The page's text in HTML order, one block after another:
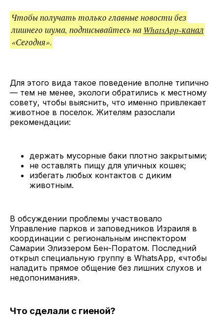
Чтобы получать только главные новости без
лишнего шума, подписывайтесь на WhatsApp-канал
«Сегодня».
Для этого вида такое поведение вполне типично
— тем не менее, экологи обратились к местному
совету, чтобы выяснить, что именно привлекает
животное в поселок. Жителям разослали
рекомендации:
держать мусорные баки плотно закрытыми;
не оставлять пищу для уличных кошек;
избегать любых контактов с диким
животным.
В обсуждении проблемы участвовало
Управление парков и заповедников Израиля в
координации с региональным инспектором
Самарии Элиэзером Бен-Поратом. Последний
открыл специальную группу в WhatsApp, «чтобы
наладить прямое общение без лишних слухов и
недопонимания».
Что сделали с гиеной?